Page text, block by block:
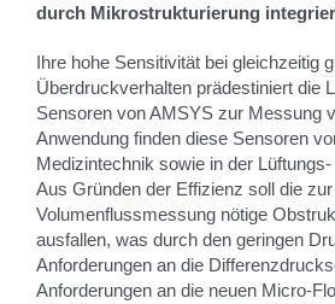
durch Mikrostrukturierung
Ihre hohe Sensitivität bei gleichzeitig
Überdruckverhalten prädestiniert die
Sensoren von AMSYS zur Messung
Anwendung finden diese Sensoren
Medizintechnik sowie in der
Aus Gründen der Effizienz soll die zur
Volumenflussmessung nötige
ausfallen, was durch den geringen
Anforderungen an die
Anforderungen an die neuen Micro-